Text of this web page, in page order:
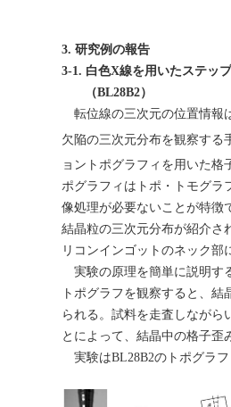
3. 研究例の報告
3-1. 白色X線を用いたステッ
（BL28B2）
転位線の三次元の位置情報
欠陥の三次元分布を観察する
ョントポグラフィを用いた格
ポグラフィはトポ・トモグラ
像処理が必要ないことが特徴
結晶粒の三次元分布が紹介さ
リコンインゴットのネック部
実験の原理を簡単に説明す
トポグラフを観察すると、
られる。試料を走査しながら
とによって、結晶中の格子歪
実験はBL28B2のトポグラフ